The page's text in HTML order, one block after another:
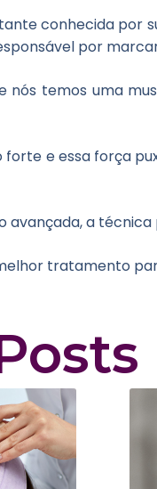
conhecida por
por
nós temos uma
e essa força
avançada, a
tratamento